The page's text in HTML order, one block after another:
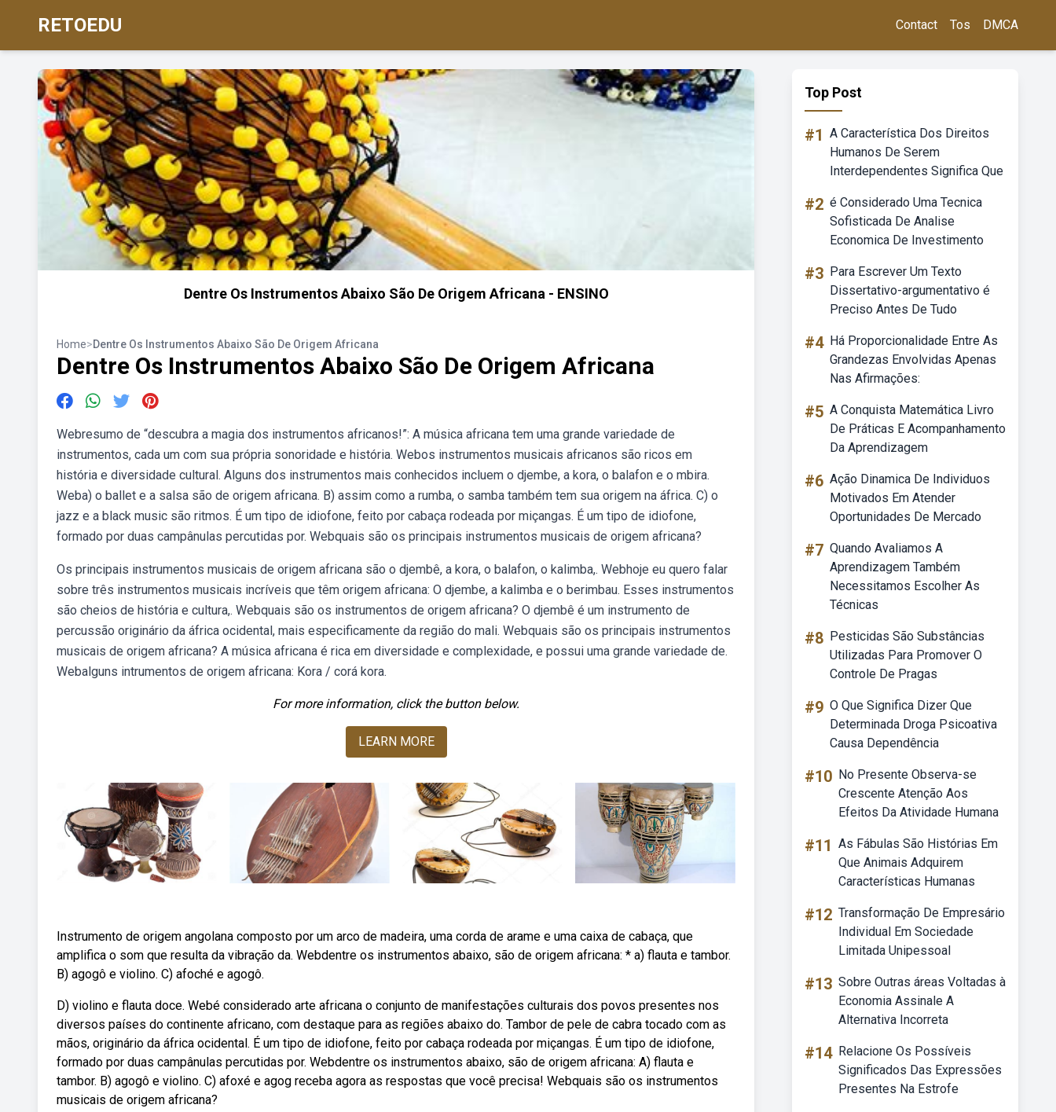
RETOEDU Contact Tos DMCA
Dentre Os Instrumentos Abaixo São De Origem Africana - ENSINO
Home>Dentre Os Instrumentos Abaixo São De Origem Africana
Dentre Os Instrumentos Abaixo São De Origem Africana
Webresumo de “descubra a magia dos instrumentos africanos!”: A música africana tem uma grande variedade de
instrumentos, cada um com sua própria sonoridade e história. Webos instrumentos musicais africanos são ricos em
história e diversidade cultural. Alguns dos instrumentos mais conhecidos incluem o djembe, a kora, o balafon e o mbira.
Weba) o ballet e a salsa são de origem africana. B) assim como a rumba, o samba também tem sua origem na áfrica. C) o
jazz e a black music são ritmos. É um tipo de idiofone, feito por cabaça rodeada por miçangas. É um tipo de idiofone,
formado por duas campânulas percutidas por. Webquais são os principais instrumentos musicais de origem africana?
Os principais instrumentos musicais de origem africana são o djembê, a kora, o balafon, o kalimba,. Webhoje eu quero falar
sobre três instrumentos musicais incríveis que têm origem africana: O djembe, a kalimba e o berimbau. Esses instrumentos
são cheios de história e cultura,. Webquais são os instrumentos de origem africana? O djembê é um instrumento de
percussão originário da áfrica ocidental, mais especificamente da região do mali. Webquais são os principais instrumentos
musicais de origem africana? A música africana é rica em diversidade e complexidade, e possui uma grande variedade de.
Webalguns intrumentos de origem africana: Kora / corá kora.
For more information, click the button below.
LEARN MORE
Instrumento de origem angolana composto por um arco de madeira, uma corda de arame e uma caixa de cabaça, que
amplifica o som que resulta da vibração da. Webdentre os instrumentos abaixo, são de origem africana: * a) flauta e tambor.
B) agogô e violino. C) afoché e agogô.
D) violino e flauta doce. Webé considerado arte africana o conjunto de manifestações culturais dos povos presentes nos
diversos países do continente africano, com destaque para as regiões abaixo do. Tambor de pele de cabra tocado com as
mãos, originário da áfrica ocidental. É um tipo de idiofone, feito por cabaça rodeada por miçangas. É um tipo de idiofone,
formado por duas campânulas percutidas por. Webdentre os instrumentos abaixo, são de origem africana: A) flauta e
tambor. B) agogô e violino. C) afoxé e agog receba agora as respostas que você precisa! Webquais são os instrumentos
musicais de origem africana?
Top Post
#1 A Característica Dos Direitos
Humanos De Serem
Interdependentes Significa Que
#2 é Considerado Uma Tecnica
Sofisticada De Analise
Economica De Investimento
#3 Para Escrever Um Texto
Dissertativo-argumentativo é
Preciso Antes De Tudo
#4 Há Proporcionalidade Entre As
Grandezas Envolvidas Apenas
Nas Afirmações:
#5 A Conquista Matemática Livro
De Práticas E Acompanhamento
Da Aprendizagem
#6 Ação Dinamica De Individuos
Motivados Em Atender
Oportunidades De Mercado
#7 Quando Avaliamos A
Aprendizagem Também
Necessitamos Escolher As
Técnicas
#8 Pesticidas São Substâncias
Utilizadas Para Promover O
Controle De Pragas
#9 O Que Significa Dizer Que
Determinada Droga Psicoativa
Causa Dependência
#10 No Presente Observa-se
Crescente Atenção Aos
Efeitos Da Atividade Humana
#11 As Fábulas São Histórias Em
Que Animais Adquirem
Características Humanas
#12 Transformação De Empresário
Individual Em Sociedade
Limitada Unipessoal
#13 Sobre Outras áreas Voltadas à
Economia Assinale A
Alternativa Incorreta
#14 Relacione Os Possíveis
Significados Das Expressões
Presentes Na Estrofe